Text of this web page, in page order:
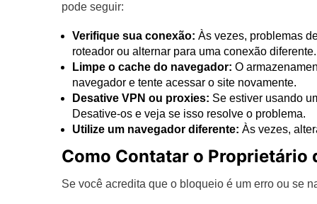
pode seguir:
Verifique sua conexão: Às vezes, problemas
roteador ou alternar para uma conexão diferente.
Limpe o cache do navegador: O
navegador e tente acessar o site novamente.
Desative VPN ou proxies: Se estiver usando
Desative-os e veja se isso resolve o problema.
Utilize um navegador diferente: Às vezes,
Como Contatar o Proprietário
Se você acredita que o bloqueio é um erro ou se